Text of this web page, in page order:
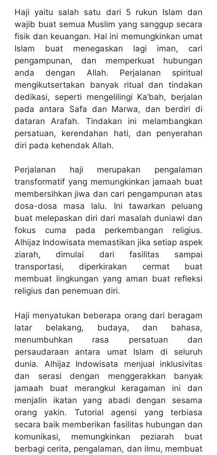
Haji yaitu salah satu dari 5 rukun Islam dan
wajib buat semua Muslim yang sanggup secara
fisik dan keuangan. Hal ini memungkinkan umat
Islam buat menegaskan lagi iman, cari
pengampunan, dan memperkuat hubungan
anda dengan Allah. Perjalanan spiritual
mengikutsertakan banyak ritual dan tindakan
dedikasi, seperti mengelilingi Ka’bah, berjalan
pada antara Safa dan Marwa, dan berdiri di
dataran Arafah. Tindakan ini melambangkan
persatuan, kerendahan hati, dan penyerahan
diri pada kehendak Allah.
Perjalanan haji merupakan pengalaman
transformatif yang memungkinkan jamaah buat
membersihkan jiwa dan cari pengampunan atas
dosa-dosa masa lalu. Ini tawarkan peluang
buat melepaskan diri dari masalah duniawi dan
fokus cuma pada perkembangan religius.
Alhijaz Indowisata memastikan jika setiap aspek
ziarah, dimulai dari fasilitas sampai
transportasi, diperkirakan cermat buat
membuat lingkungan yang aman buat refleksi
religius dan penemuan diri.
Haji menyatukan beberapa orang dari beragam
latar belakang, budaya, dan bahasa,
menumbuhkan rasa persatuan dan
persaudaraan antara umat Islam di seluruh
dunia. Alhijaz Indowisata menjual inklusivitas
dan serasi dengan menggerakkan banyak
jamaah buat merangkul keragaman ini dan
menjalin ikatan yang abadi dengan sesama
orang yakin. Tutorial agensi yang terbiasa
secara baik memberikan fasilitas hubungan dan
komunikasi, memungkinkan peziarah buat
berbagi cerita, pengalaman, dan ilmu, membuat